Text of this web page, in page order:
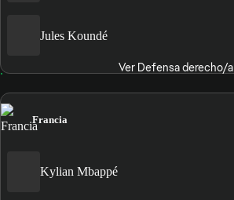
Jules Koundé
Ver Defensa derecho/a
Francia
Kylian Mbappé